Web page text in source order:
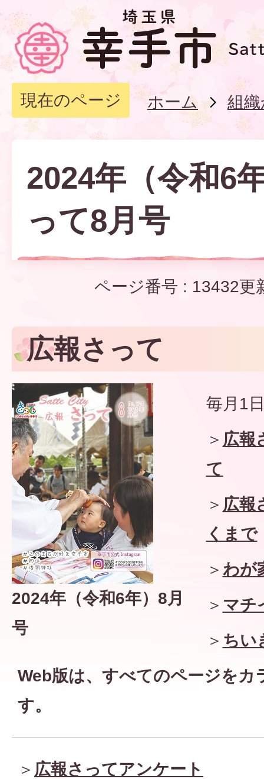
現在のページ ホーム 組
2024年（令和6
って8月号
ページ番号 : 13432更
広報さって
2024年（令和6年）8月
号
毎月1
＞ 広報
て
＞ 広報
くまで
＞ わが
＞ マチ
＞ ちい
Web版は、すべてのページをカ
す。
＞ 広報さってアンケート